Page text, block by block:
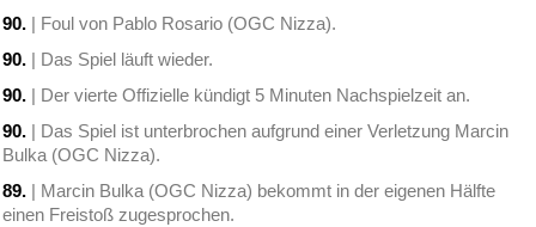
90. | Foul von Pablo Rosario (OGC Nizza).
90. | Das Spiel läuft wieder.
90. | Der vierte Offizielle kündigt 5 Minuten Nachspielzeit an.
90. | Das Spiel ist unterbrochen aufgrund einer Verletzung Marcin
Bulka (OGC Nizza).
89. | Marcin Bulka (OGC Nizza) bekommt in der eigenen Hälfte
einen Freistoß zugesprochen.